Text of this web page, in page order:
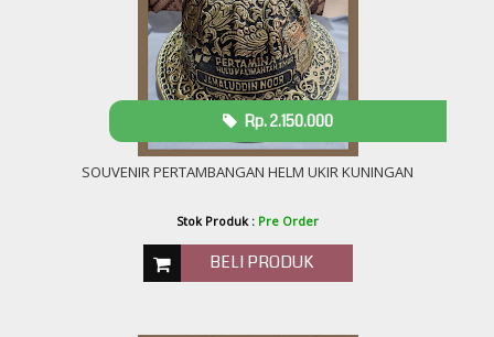
SOUVENIR PERTAMBANGAN HELM UKIR KUNINGAN
Rp. 2.150.000
Stok Produk : Pre Order
BELI PRODUK